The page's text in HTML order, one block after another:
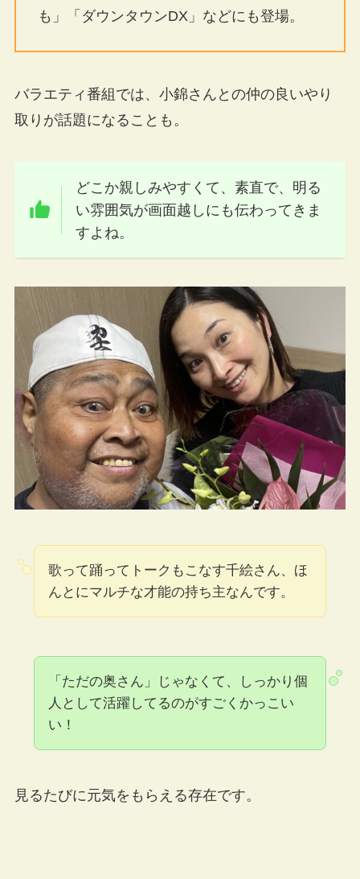
も」「ダウンタウンDX」などにも登場。
バラエティ番組では、小錦さんとの仲の良いやり
取りが話題になることも。
どこか親しみやすくて、素直で、明る
い雰囲気が画面越しにも伝わってきま
すよね。
歌って踊ってトークもこなす千絵さん、ほ
んとにマルチな才能の持ち主なんです。
「ただの奥さん」じゃなくて、しっかり個
人として活躍してるのがすごくかっこい
い！
見るたびに元気をもらえる存在です。